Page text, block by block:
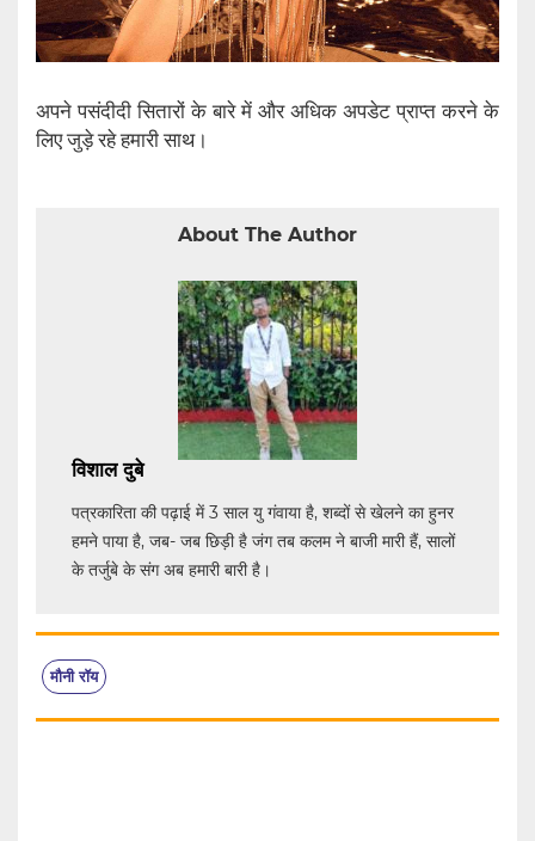
अपने पसंदीदी सितारों के बारे में और अधिक अपडेट प्राप्त करने के
लिए जुड़े रहे हमारी साथ।
About The Author
विशाल दुबे
पत्रकारिता की पढ़ाई में 3 साल यु गंवाया है, शब्दों से खेलने का हुनर
हमने पाया है, जब- जब छिड़ी है जंग तब कलम ने बाजी मारी हैं, सालों
के तर्जुबे के संग अब हमारी बारी है।
मौनी रॉय